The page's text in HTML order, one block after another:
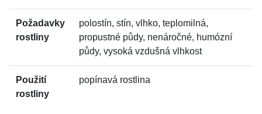
Požadavky
rostliny
polostín, stín, vlhko, teplomilná,
propustné půdy, nenáročné, humózní
půdy, vysoká vzdušná vlhkost
Použití
rostliny
popínavá rostlina